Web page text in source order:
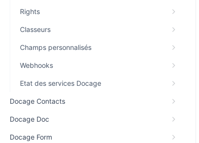
Rights
Classeurs
Champs personnalisés
Webhooks
Etat des services Docage
Docage Contacts
Docage Doc
Docage Form